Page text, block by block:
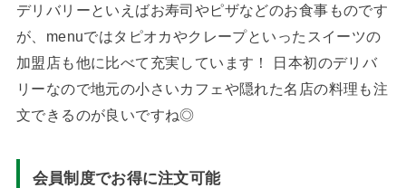
デリバリーといえばお寿司やピザなどのお食事ものです
が、menuではタピオカやクレープといったスイーツの
加盟店も他に比べて充実しています！ 日本初のデリバ
リーなので地元の小さいカフェや隠れた名店の料理も注
文できるのが良いですね◎
会員制度でお得に注文可能